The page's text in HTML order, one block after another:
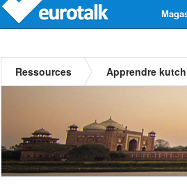
Ressources Apprendre